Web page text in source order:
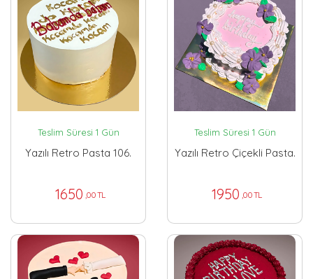
Teslim Süresi 1 Gün
Yazılı Retro Pasta 106.
1650 ,00 TL
Teslim Süresi 1 Gün
Yazılı Retro Çiçekli Pasta.
1950 ,00 TL